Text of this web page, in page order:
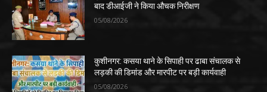
बाद डीआईजी ने किया औचक निरीक्षण
05/08/2026
कुशीनगर: कसया थाने के सिपाही पर ढाबा संचालक से
लड़की की डिमांड और मारपीट पर बड़ी कार्यवाही
05/08/2026